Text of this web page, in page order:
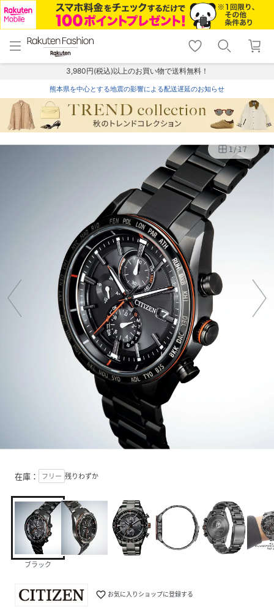
menu home
トップ
shopping_cart lock_outline
ログイン
3,980円(税込)以上のお買い物で送料無料！
熊本県を中心とする地震の影響による配送遅延のお知らせ
1/17
在庫： フリー 残りわずか
ブラック
favorite_border お気に入りショップに登録する